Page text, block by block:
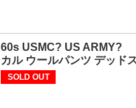
60s USMC? US ARMY?
カル ウールパンツ デッド
SOLD OUT